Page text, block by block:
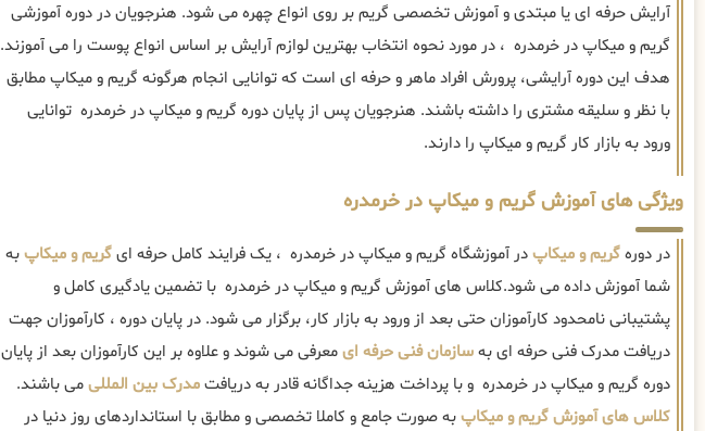
آرایش حرفه ای یا مبتدی و آموزش تخصصی گریم بر روی انواع چهره می شود. هنرجویان در دوره آموزشی
گریم و میکاپ در خرمدره ، در مورد نحوه انتخاب بهترین لوازم آرایش بر اساس انواع پوست را می آموزند.
هدف این دوره آرایشی، پرورش افراد ماهر و حرفه ای است که توانایی انجام هرگونه گریم و میکاپ مطابق
با نظر و سلیقه مشتری را داشته باشند. هنرجویان پس از پایان دوره گریم و میکاپ در خرمدره توانایی
ورود به بازار کار گریم و میکاپ را دارند.
ویژگی های آموزش گریم و میکاپ در خرمدره
در دورهگریم و میکاپدر آموزشگاه گریم و میکاپ در خرمدره ، یک فرایند کامل حرفه ایگریم و میکاپبه
شما آموزش داده می شود.کلاس های آموزش گریم و میکاپ در خرمدره با تضمین یادگیری کامل و
پشتیبانی نامحدود کارآموزان حتی بعد از ورود به بازار کار، برگزار می شود. در پایان دوره ، کارآموزان جهت
دریافت مدرک فنی حرفه ای بهسازمان فنی حرفه ایمعرفی می شوند و علاوه بر این کارآموزان بعد از پایان
دوره گریم و میکاپ در خرمدره و با پرداخت هزینه جداگانه قادر به دریافتمدرک بین المللیمی باشند.
کلاس های آموزش گریم و میکاپبه صورت جامع و کاملا تخصصی و مطابق با استانداردهای روز دنیا در